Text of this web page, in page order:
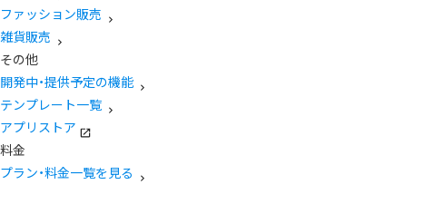
ファッション販売
雑貨販売
その他
開発中・提供予定の機能
テンプレート一覧
アプリストア
料金
プラン・料金一覧を見る